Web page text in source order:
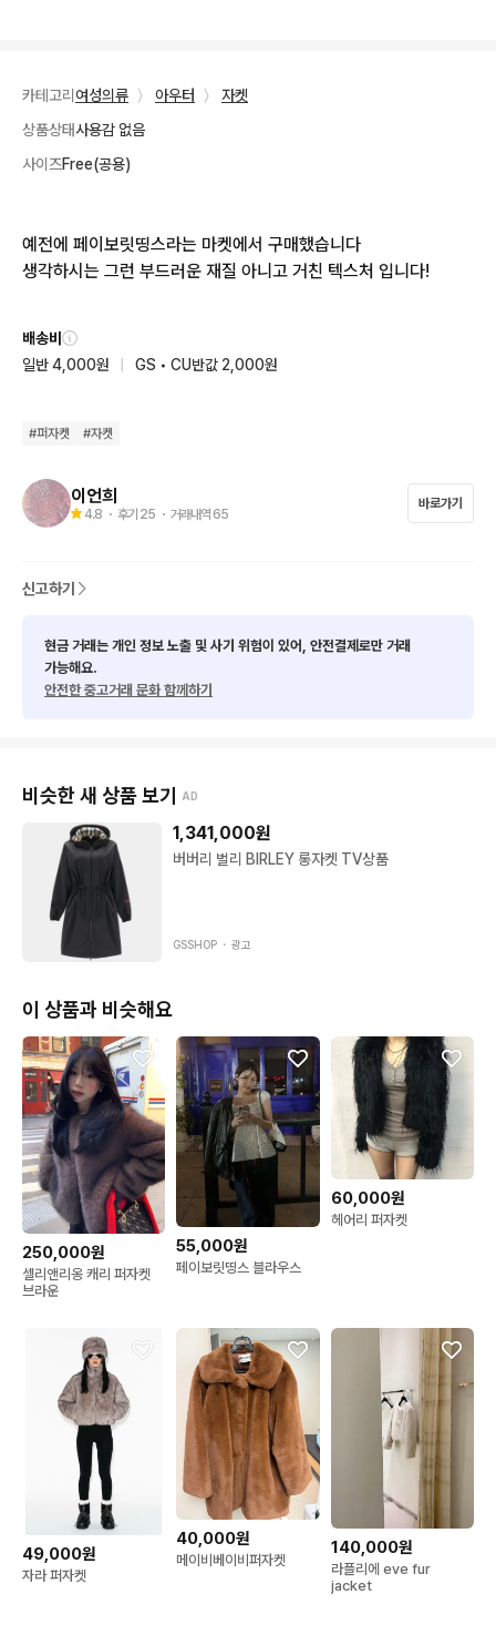
카테고리 여성의류 〉 아우터 〉
자켓
상품상태사용감 없음
사이즈Free(공용)
예전에 페이보릿띵스라는 마켓에서 구매했습니다
생각하시는 그런 부드러운 재질 아니고 거친 텍스처 입니다!
배송비
일반 4,000원
GS • CU반값 2,000원
#퍼자켓 #자켓
이언희
4.8 ・ 후기 25 ・ 거래내역 65
바로가기
신고하기
현금 거래는 개인 정보 노출 및 사기 위험이 있어, 안전결제로만 거래
가능해요.
안전한 중고거래 문화 함께하기
비슷한 새 상품 보기 AD
1,341,000원
버버리 벌리 BIRLEY 롱자켓 TV상품
GSSHOP ・ 광고
이 상품과 비슷해요
250,000원
셀리앤리옹 캐리 퍼자켓
브라운
55,000원
페이보릿띵스 블라우스
60,000원
헤어리 퍼자켓
49,000원
자라 퍼자켓
40,000원
메이비베이비퍼자켓
140,000원
라플리에 eve fur
jacket